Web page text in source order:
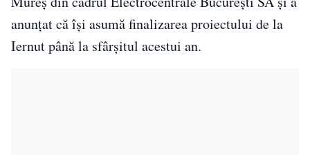
anunțat că își asumă finalizarea proiectului de la
Iernut până la sfârșitul acestui an.